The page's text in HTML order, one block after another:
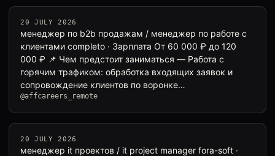
20 JULY 2026
менеджер по b2b продажам / менеджер по работе с
клиентами completo · Зарплата От 60 000 ₽ до 120
000 ₽ 📌 Чем предстоит заниматься — Работа с
горячим трафиком: обработка входящих заявок и
сопровождение клиентов по воронке…
@affcareers_remote
20 JULY 2026
менеджер it проектов / it project manager fora-soft ·